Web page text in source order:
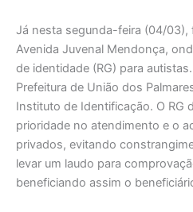
Já nesta segunda-feira (04/03),
Avenida Juvenal Mendonça,
de identidade (RG) para
Prefeitura de União dos
Instituto de Identificação. O RG
prioridade no atendimento e o
privados, evitando
levar um laudo para
beneficiando assim o